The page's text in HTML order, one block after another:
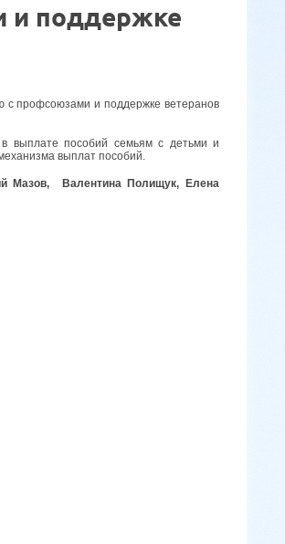
и поддержке
с профсоюзами и поддержке ветеранов
выплате пособий семьям с детьми и
выплат пособий.
Мазов, Валентина Полищук, Елена